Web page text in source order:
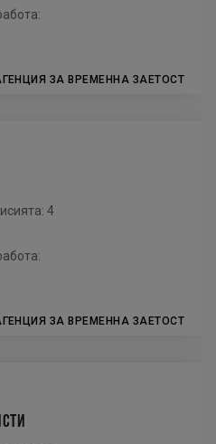
ЗА ВРЕМЕННА ЗАЕТОСТ
4
ЗА ВРЕМЕННА ЗАЕТОСТ